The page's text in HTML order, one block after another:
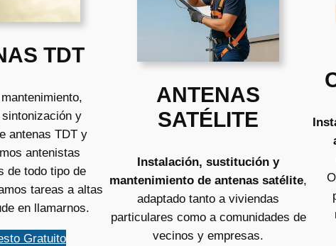
TDT
y
antenas TDT y
antenistas
de todo tipo de
tareas a altas
en llamarnos.
Gratuito
ANTENAS
SATÉLITE
Instalación, sustitución y
mantenimiento de antenas satélite,
adaptado tanto a viviendas
particulares como a comunidades de
vecinos y empresas.